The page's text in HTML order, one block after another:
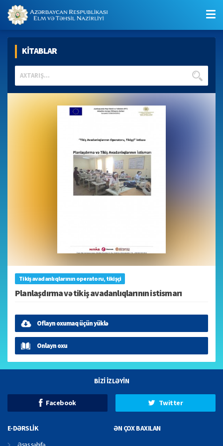
KİTABLAR
Tikiş avadanlıqlarının operatoru, tikişçi
Planlaşdırma və tikiş avadanlıqlarının istismarı
Oflayn oxumaq üçün yüklə
Onlayn oxu
BİZİ İZLƏYİN
Facebook Twitter
E-DƏRSLİK ƏN ÇOX BAXILAN